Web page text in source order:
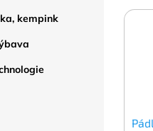
kempink